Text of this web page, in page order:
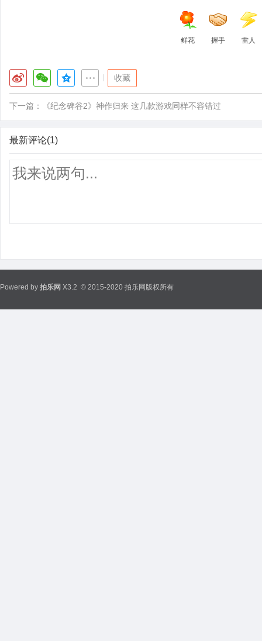
鲜花 握手 雷人
收藏
下一篇： 《纪念碑谷2》神作归来 这几款游戏同样不容错过
最新评论(1)
Powered by 拍乐网 X3.2 © 2015-2020 拍乐网版权所有